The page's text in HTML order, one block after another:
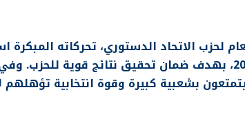
لحزب الاتحاد الدستوري، تحركاته المبكرة
التشريعية المقررة في 2026، بهدف ضمان تحقيق نتائج قوية
بشعبية كبيرة وقوة انتخابية